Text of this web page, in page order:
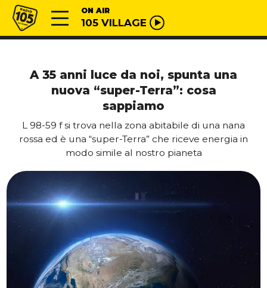
Vai al contenuto
Radio 105 ON AIR
105 VILLAGE
A 35 anni luce da noi, spunta una
nuova “super-Terra”: cosa
sappiamo
L 98-59 f si trova nella zona abitabile di una nana
rossa ed è una “super-Terra” che riceve energia in
modo simile al nostro pianeta